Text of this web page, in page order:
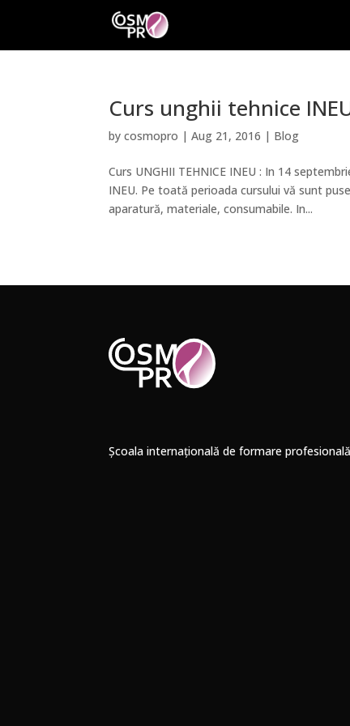
Curs unghii tehnice
bycosmopro |Aug 21, 2016 | Blog
Curs UNGHII TEHNICE INEU : In 14
INEU. Pe toată perioada cursului vă sunt
aparatură, materiale, consumabile. In...
Școala internațională de formare